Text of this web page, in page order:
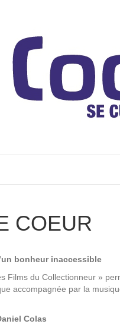
COEUR
bonheur inaccessible
Films du Collectionneur »
accompagnée par la
Colas